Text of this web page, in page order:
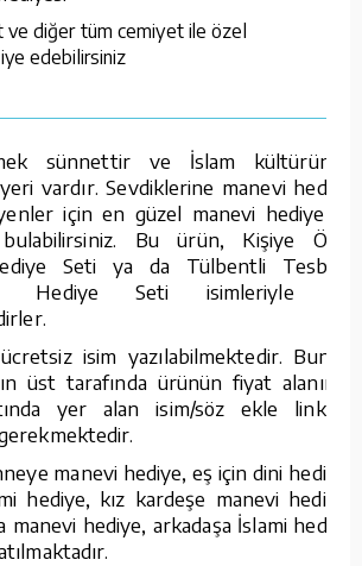
diğer tüm cemiyet ile özel
edebilirsiniz
sünnettir ve İslam kültüründe
vardır. Sevdiklerine manevi hediye
için en güzel manevi hediyeleri
Bu ürün, Kişiye Özel
Seti ya da Tülbentli Tesbihli
Hediye Seti isimleriyle de
isim yazılabilmektedir. Bunun
üst tarafında ürünün fiyat alanının
yer alan isim/söz ekle linkine
manevi hediye, eş için dini hediye,
hediye, kız kardeşe manevi hediye,
manevi hediye, arkadaşa İslami hediye